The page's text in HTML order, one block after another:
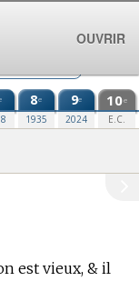
8e
1935
9e
2024
10e
E.C.
est vieux, & il
OUVRIR